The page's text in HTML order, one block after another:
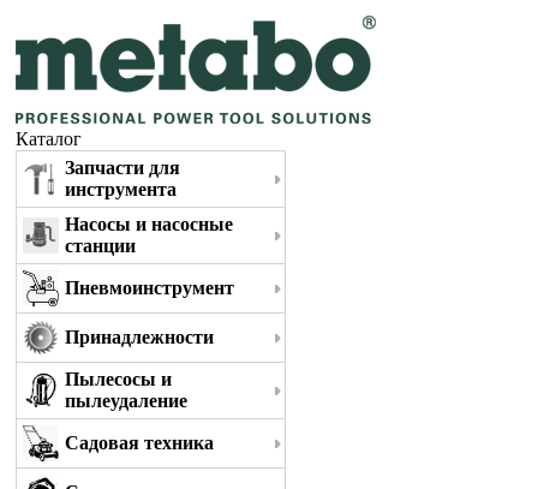
Каталог
Запчасти для
инструмента
Насосы и насосные
станции
Пневмоинструмент
Принадлежности
Пылесосы и
пылеудаление
Садовая техника